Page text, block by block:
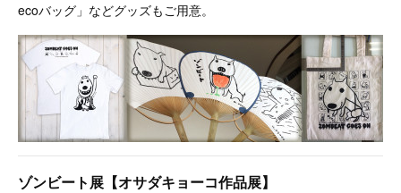
ecoバッグ」などグッズもご用意。
ゾンビート展【オサダキョーコ作品展】